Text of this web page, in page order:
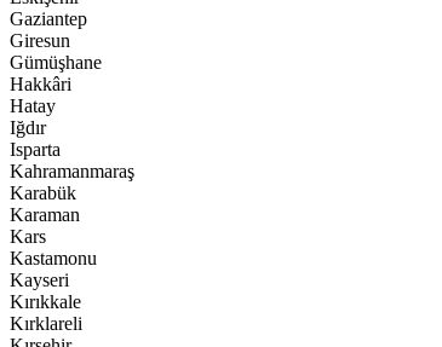
Gaziantep
Giresun
Gümüşhane
Hakkâri
Hatay
Iğdır
Isparta
Kahramanmaraş
Karabük
Karaman
Kars
Kastamonu
Kayseri
Kırıkkale
Kırklareli